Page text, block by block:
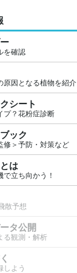
を確認
原因となる植物を紹介
シート
プ？花粉症診断
ック
修＞予防・対策など
は
立ち向かう！
散予想
タ公開
る観測・解析
しよう